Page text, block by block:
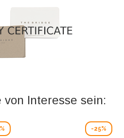
von Interesse sein:
-25%